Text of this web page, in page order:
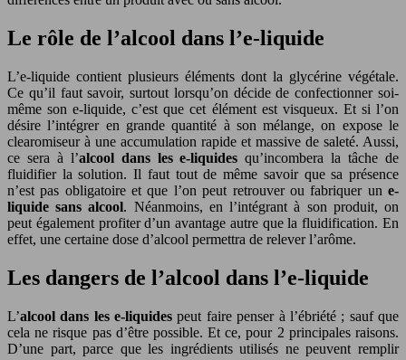
Le rôle de l’alcool dans l’e-liquide
L’e-liquide contient plusieurs éléments dont la glycérine végétale.
Ce qu’il faut savoir, surtout lorsqu’on décide de confectionner soi-
même son e-liquide, c’est que cet élément est visqueux. Et si l’on
désire l’intégrer en grande quantité à son mélange, on expose le
clearomiseur à une accumulation rapide et massive de saleté. Aussi,
ce sera à l’alcool dans les e-liquides qu’incombera la tâche de
fluidifier la solution. Il faut tout de même savoir que sa présence
n’est pas obligatoire et que l’on peut retrouver ou fabriquer un e-
liquide sans alcool. Néanmoins, en l’intégrant à son produit, on
peut également profiter d’un avantage autre que la fluidification. En
effet, une certaine dose d’alcool permettra de relever l’arôme.
Les dangers de l’alcool dans l’e-liquide
L’alcool dans les e-liquides peut faire penser à l’ébriété ; sauf que
cela ne risque pas d’être possible. Et ce, pour 2 principales raisons.
D’une part, parce que les ingrédients utilisés ne peuvent remplir